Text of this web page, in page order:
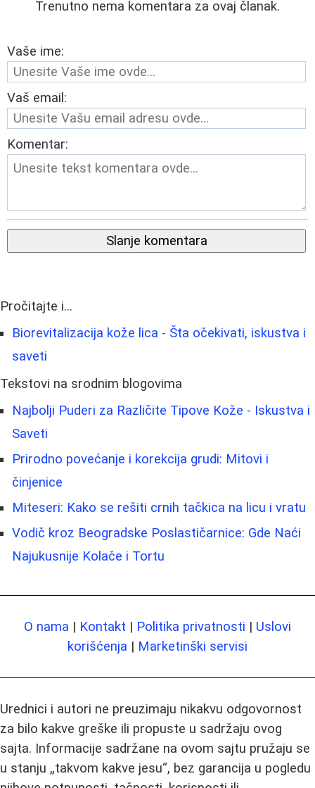
Trenutno nema komentara za ovaj članak.
Vaše ime:
Vaš email:
Komentar:
Slanje komentara
Pročitajte i...
Biorevitalizacija kože lica - Šta očekivati, iskustva i
saveti
Tekstovi na srodnim blogovima
Najbolji Puderi za Različite Tipove Kože - Iskustva i
Saveti
Prirodno povećanje i korekcija grudi: Mitovi i
činjenice
Miteseri: Kako se rešiti crnih tačkica na licu i vratu
Vodič kroz Beogradske Poslastičarnice: Gde Naći
Najukusnije Kolače i Tortu
O nama | Kontakt | Politika privatnosti | Uslovi
korišćenja | Marketinški servisi
Urednici i autori ne preuzimaju nikakvu odgovornost
za bilo kakve greške ili propuste u sadržaju ovog
sajta. Informacije sadržane na ovom sajtu pružaju se
u stanju „takvom kakve jesu“, bez garancija u pogledu